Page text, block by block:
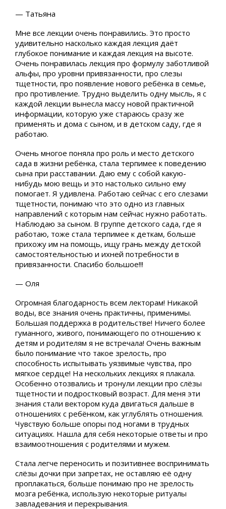
— Татьяна
Мне все лекции очень понравились. Это просто
удивительно насколько каждая лекция даёт
глубокое понимание и каждая лекция на высоте.
Очень понравилась лекция про формулу заботливой
альфы, про уровни привязанности, про слезы
тщетности, про появление нового ребёнка в семье,
про противление. Трудно выделить одну мысль, я с
каждой лекции вынесла массу новой практичной
информации, которую уже стараюсь сразу же
применять и дома с сыном, и в детском саду, где я
работаю.
Очень многое поняла про роль и место детского
сада в жизни ребёнка, стала терпимее к поведению
сына при расставании. Даю ему с собой какую-
нибудь мою вещь и это настолько сильно ему
помогает. Я удивлена. Работаю сейчас с его слезами
тщетности, понимаю что это одно из главных
направлений с которым нам сейчас нужно работать.
Наблюдаю за сыном. В группе детского сада, где я
работаю, тоже стала терпимее к деткам, больше
прихожу им на помощь, ищу грань между детской
самостоятельностью и ихней потребности в
привязанности. Спасибо большое!!!
— Оля
Огромная благодарность всем лекторам! Никакой
воды, все знания очень практичны, применимы.
Большая поддержка в родительстве! Ничего более
гуманного, живого, понимающего по отношению к
детям и родителям я не встречала! Очень важным
было понимание что такое зрелость, про
способность испытывать уязвимые чувства, про
мягкое сердце! На нескольких лекциях я плакала.
Особенно отозвались и тронули лекции про слёзы
тщетности и подростковый возраст. Для меня эти
знания стали вектором куда двигаться дальше в
отношениях с ребёнком, как углублять отношения.
Чувствую больше опоры под ногами в трудных
ситуациях. Нашла для себя некоторые ответы и про
взаимоотношения с родителями и мужем.
Стала легче переносить и позитивнее воспринимать
слёзы дочки при запретах, не оставляю её одну
проплакаться, больше понимаю про не зрелость
мозга ребёнка, использую некоторые ритуалы
завладевания и перекрывания.